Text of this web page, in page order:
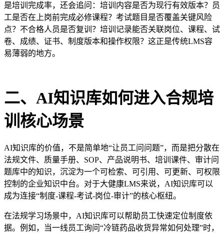
是培训完成率，还会追问：培训内容是否为现行有效版本？员
工是否在上岗前完成必修课程？考试题目是否覆盖关键风险
点？不合格人员是否复训？培训记录能否关联岗位、课程、试
卷、成绩、证书、制度版本和操作权限？这正是传统LMS容
易薄弱的地方。
二、AI知识库如何进入合规培
训核心场景
AI知识库的价值，不是简单地“让员工问问题”，而是把分散在
法规文件、质量手册、SOP、产品说明书、培训课件、审计问
题库中的知识，沉淀为一个可检索、可引用、可更新、可权限
控制的企业知识中台。对于大健康LMS来说，AI知识库可以
成为连接“制度-课程-考试-岗位-审计”的核心枢纽。
在法规学习场景中， AI知识库可以帮助员工快速定位制度依
据。例如，当一线员工询问“冷链药品收货异常如何处理”时，